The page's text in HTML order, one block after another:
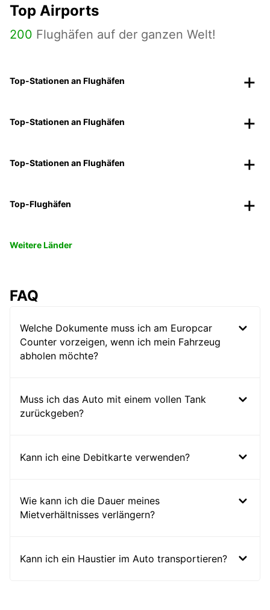
Top Airports
200 Flughäfen auf der ganzen Welt!
Top-Stationen an Flughäfen
Top-Stationen an Flughäfen
Top-Stationen an Flughäfen
Top-Flughäfen
Weitere Länder
FAQ
Welche Dokumente muss ich am Europcar
Counter vorzeigen, wenn ich mein Fahrzeug
abholen möchte?
Muss ich das Auto mit einem vollen Tank
zurückgeben?
Kann ich eine Debitkarte verwenden?
Wie kann ich die Dauer meines
Mietverhältnisses verlängern?
Kann ich ein Haustier im Auto transportieren?